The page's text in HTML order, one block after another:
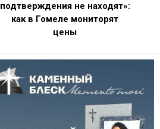
подтверждения не находят»:
как в Гомеле мониторят
цены